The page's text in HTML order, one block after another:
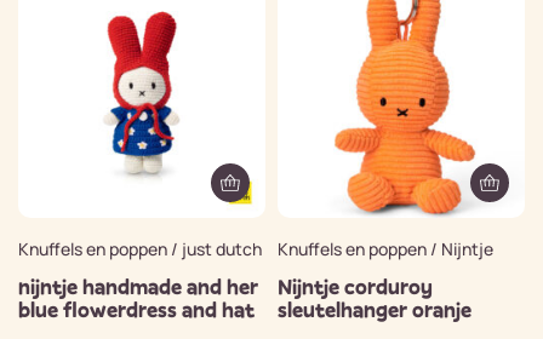
Knuffels en poppen / just dutch
nijntje handmade and her
blue flowerdress and hat
Knuffels en poppen / Nijntje
Nijntje corduroy
sleutelhanger oranje